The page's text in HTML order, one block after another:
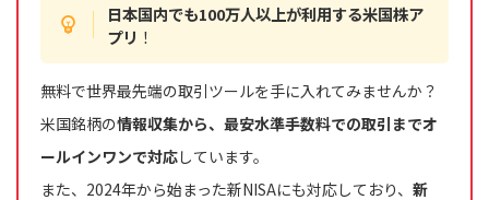
日本国内でも100万人以上が利用する米国株ア
プリ ！
無料で世界最先端の取引ツールを手に入れてみませんか？
米国銘柄の情報収集から、最安水準手数料での取引までオ
ールインワンで対応しています。
また、2024年から始まった新NISAにも対応しており、 新